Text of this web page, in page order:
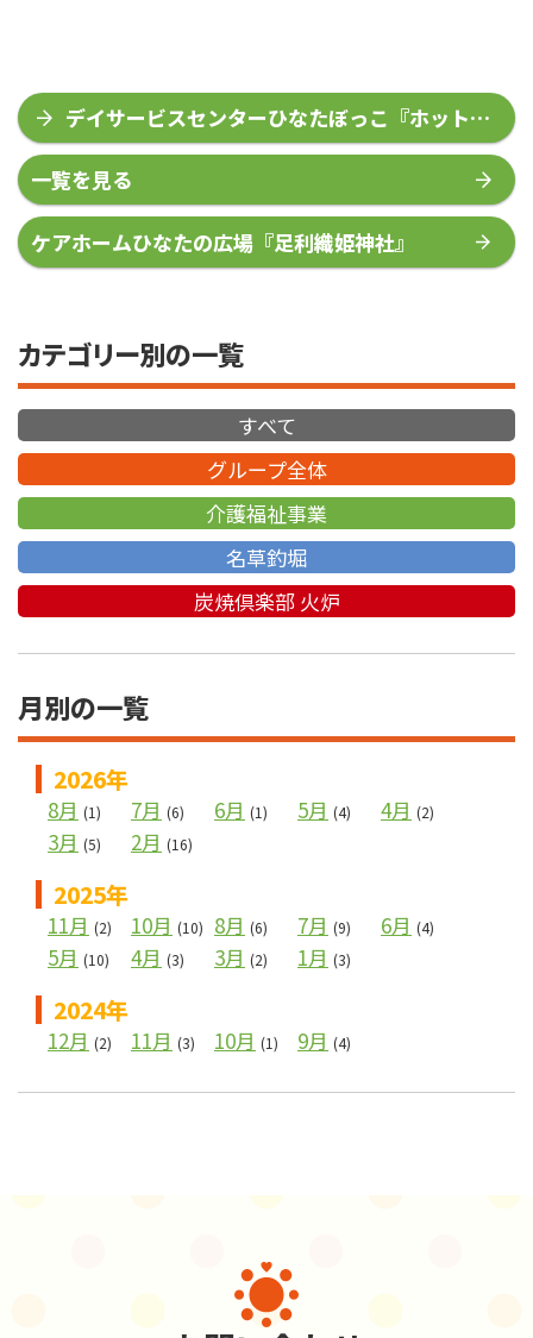
デイサービスセンターひなたぼっこ『ホット
ケーキ作り』
一覧を見る
ケアホームひなたの広場『足利織姫神社』
カテゴリー別の一覧
すべて
グループ全体
介護福祉事業
名草釣堀
炭焼倶楽部 火炉
月別の一覧
2026年
8月 (1) 7月 (6) 6月 (1) 5月 (4) 4月 (2)
3月 (5) 2月 (16)
2025年
11月 (2) 10月 (10) 8月 (6) 7月 (9) 6月 (4)
5月 (10) 4月 (3) 3月 (2) 1月 (3)
2024年
12月 (2) 11月 (3) 10月 (1) 9月 (4)